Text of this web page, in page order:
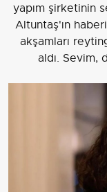
yapım şirketinin
Altuntaş'ın
akşamları
aldı. Sevim,